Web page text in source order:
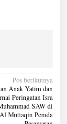
Pos berikutnya
Anak Yatim dan
Peringatan Isra
SAW di
Muttaqin Pemda